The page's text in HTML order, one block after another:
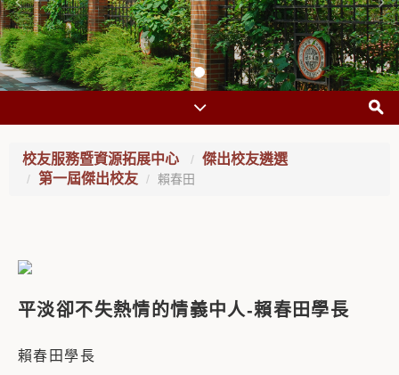
校友服務暨資源拓展中心
傑出校友遴選
第一屆傑出校友
賴春田
平淡卻不失熱情的情義中人-賴春田學長
賴春田學長